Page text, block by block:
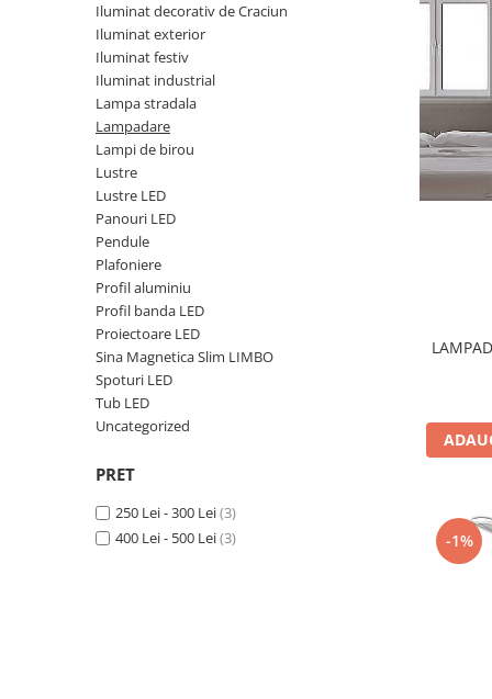
Iluminat arhitectural
Lampadare
Becuri LED Decor
Lampi de birou
Profil aluminiu
Becuri LED Smart
Becuri LED cu filament
Corpuri de emergenta
Lustre LED
Uncategorized
Profil banda LED
Iluminat festiv
Fotosenzori si Senzori de miscare
Priza exteriorIluminat decorativ de Craciun
Iluminat exterior
Iluminat festiv
Iluminat industrial
Lampa stradala
Lampadare
Lampi de birou
Lustre
Lustre LED
Panouri LED
Pendule
Plafoniere
Profil aluminiu
Profil banda LED
Proiectoare LED
Sina Magnetica Slim LIMBO
Spoturi LED
Tub LED
Uncategorized
PRET
250 Lei - 300 Lei(3)
400 Lei - 500 Lei(3) -1%